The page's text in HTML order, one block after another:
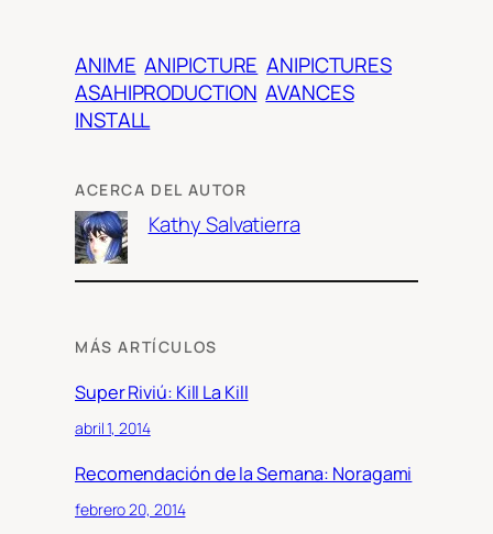
ANIME ANIPICTURE ANIPICTURES
ASAHIPRODUCTION AVANCES
INSTALL
ACERCA DEL AUTOR
Kathy Salvatierra
MÁS ARTÍCULOS
Super Riviú: Kill La Kill
abril 1, 2014
Recomendación de la Semana: Noragami
febrero 20, 2014